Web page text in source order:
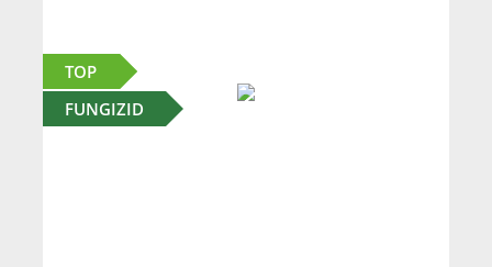
TOP
FUNGIZID